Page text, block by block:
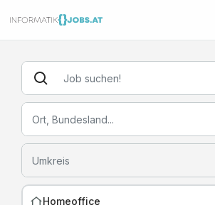
Homeoffice